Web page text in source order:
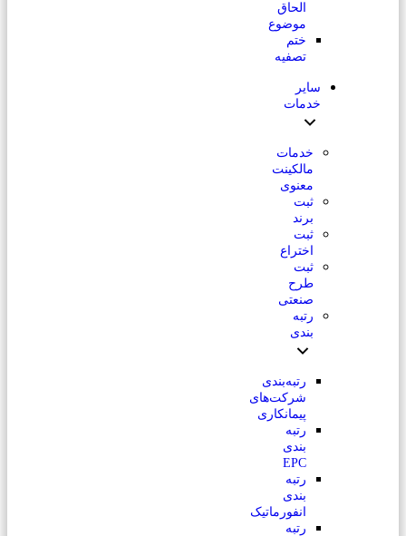
الحاق
موضوع
ختم
تصفیه
سایر
خدمات
خدمات
مالکینت
معنوی
ثبت
برند
ثبت
اختراع
ثبت
طرح
صنعتی
رتبه
بندی
رتبه‌بندی
شرکت‌های
پیمانکاری
رتبه
بندی
EPC
رتبه
بندی
انفورماتیک
رتبه